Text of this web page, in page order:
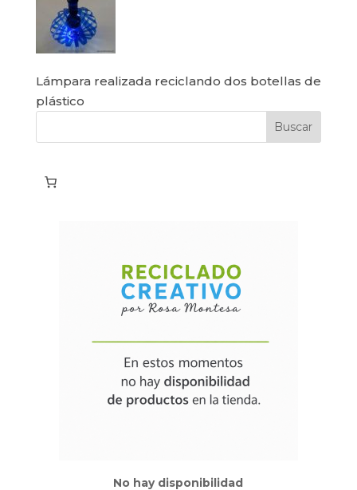
Lámpara realizada reciclando dos botellas de
plástico
No hay disponibilidad